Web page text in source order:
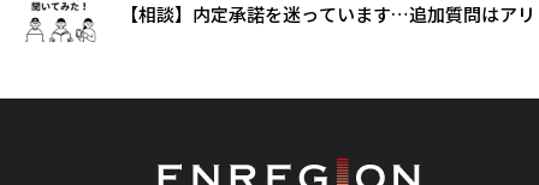
【相談】内定承諾を迷っています…追加質問はア